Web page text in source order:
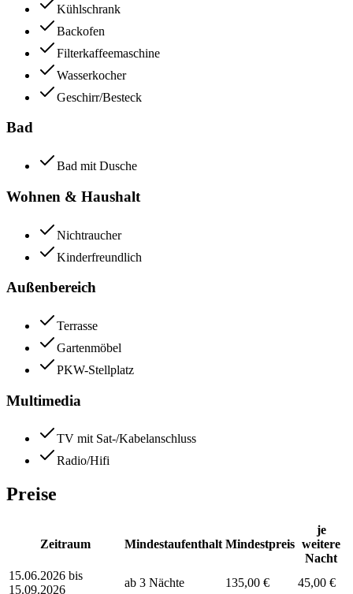
Kühlschrank
Backofen
Filterkaffeemaschine
Wasserkocher
Geschirr/Besteck
Bad
Bad mit Dusche
Wohnen & Haushalt
Nichtraucher
Kinderfreundlich
Außenbereich
Terrasse
Gartenmöbel
PKW-Stellplatz
Multimedia
TV mit Sat-/Kabelanschluss
Radio/Hifi
Preise
Zeitraum Mindestaufenthalt Mindestpreis
je
weitere
Nacht
15.06.2026 bis
15.09.2026
ab 3 Nächte 135,00 €
45,00 €